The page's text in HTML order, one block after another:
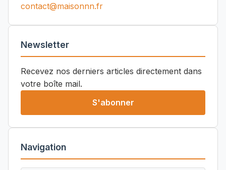
contact@maisonnn.fr
Newsletter
Recevez nos derniers articles directement dans
votre boîte mail.
S'abonner
Navigation